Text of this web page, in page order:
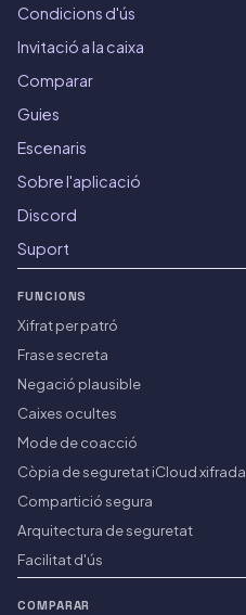
Condicions d'ús
Invitació a la caixa
Comparar
Guies
Escenaris
Sobre l'aplicació
Discord
Suport
FUNCIONS
Xifrat per patró
Frase secreta
Negació plausible
Caixes ocultes
Mode de coacció
Còpia de seguretat iCloud xifrada
Compartició segura
Arquitectura de seguretat
Facilitat d'ús
COMPARAR